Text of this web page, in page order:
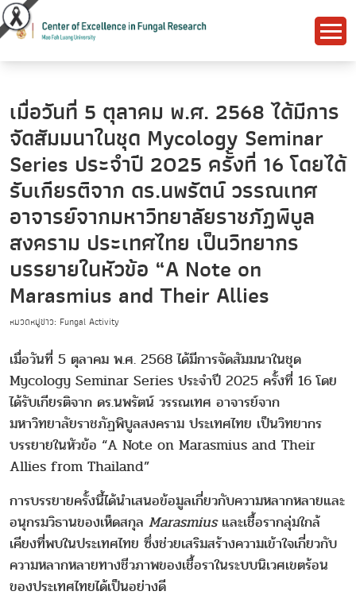
เมื่อวันที่ 5 ตุลาคม พ.ศ. 2568 ได้มีการ
จัดสัมมนาในชุด Mycology Seminar
Series ประจำปี 2025 ครั้งที่ 16 โดยได้
รับเกียรติจาก ดร.นพรัตน์ วรรณเทศ
อาจารย์จากมหาวิทยาลัยราชภัฏพิบูล
สงคราม ประเทศไทย เป็นวิทยากร
บรรยายในหัวข้อ “A Note on
Marasmius and Their Allies
หมวดหมู่ข่าว: Fungal Activity
เมื่อวันที่ 5 ตุลาคม พ.ศ. 2568 ได้มีการจัดสัมมนาในชุด
Mycology Seminar Series ประจำปี 2025 ครั้งที่ 16 โดย
ได้รับเกียรติจาก ดร.นพรัตน์ วรรณเทศ อาจารย์จาก
มหาวิทยาลัยราชภัฏพิบูลสงคราม ประเทศไทย เป็นวิทยากร
บรรยายในหัวข้อ “A Note on Marasmius and Their
Allies from Thailand”
การบรรยายครั้งนี้ได้นำเสนอข้อมูลเกี่ยวกับความหลากหลายและ
อนุกรมวิธานของเห็ดสกุล Marasmiusและเชื้อรากลุ่มใกล้
เคียงที่พบในประเทศไทย ซึ่งช่วยเสริมสร้างความเข้าใจเกี่ยวกับ
ความหลากหลายทางชีวภาพของเชื้อราในระบบนิเวศเขตร้อน
ของประเทศไทยได้เป็นอย่างดี